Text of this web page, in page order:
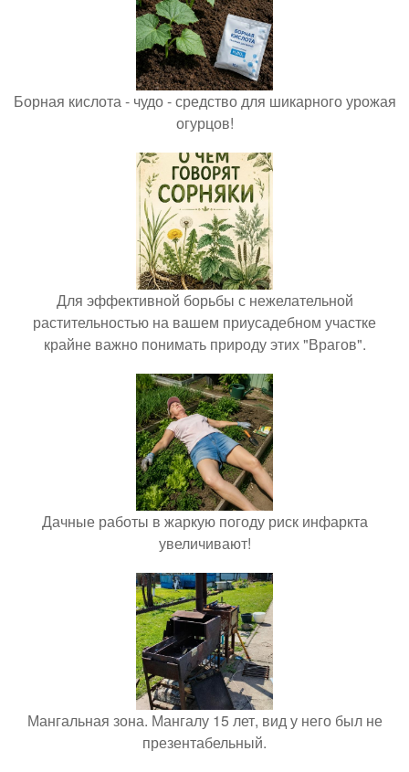
Борная кислота - чудо - средство для шикарного урожая
огурцов!
Для эффективной борьбы с нежелательной
растительностью на вашем приусадебном участке
крайне важно понимать природу этих "Врагов".
Дачные работы в жаркую погоду риск инфаркта
увеличивают!
Мангальная зона. Мангалу 15 лет, вид у него был не
презентабельный.